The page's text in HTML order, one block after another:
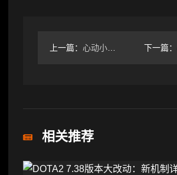
上一篇： 心动小镇心动小镇自宅卧室装修（附家具清单） 下一篇：
相关推荐